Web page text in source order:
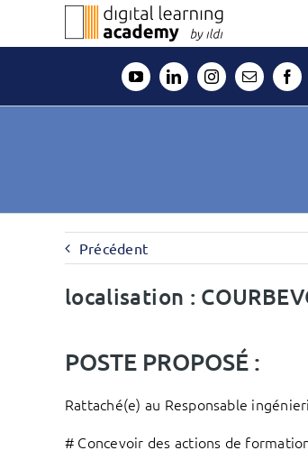
contenu
Précédent
localisation :
POSTE PROPOSÉ :
Rattaché(e) au Responsable
# Concevoir des actions de